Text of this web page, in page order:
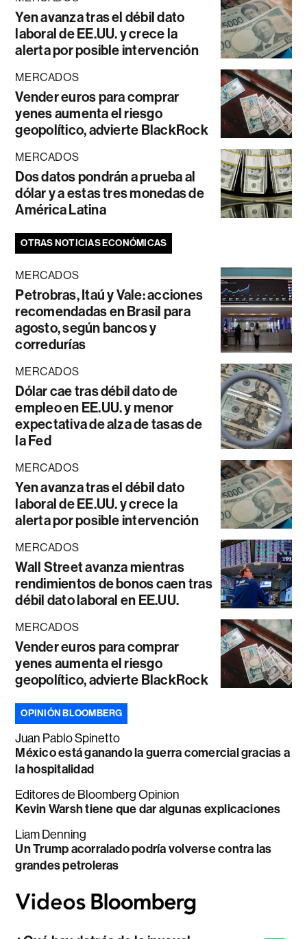
Yen avanza tras el débil dato
laboral de EE.UU. y crece la
alerta por posible intervención
MERCADOS
Vender euros para comprar
yenes aumenta el riesgo
geopolítico, advierte BlackRock
MERCADOS
Dos datos pondrán a prueba al
dólar y a estas tres monedas de
América Latina
OTRAS NOTICIAS ECONÓMICAS
MERCADOS
Petrobras, Itaú y Vale: acciones
recomendadas en Brasil para
agosto, según bancos y
corredurías
MERCADOS
Dólar cae tras débil dato de
empleo en EE.UU. y menor
expectativa de alza de tasas de
la Fed
MERCADOS
Yen avanza tras el débil dato
laboral de EE.UU. y crece la
alerta por posible intervención
MERCADOS
Wall Street avanza mientras
rendimientos de bonos caen tras
débil dato laboral en EE.UU.
MERCADOS
Vender euros para comprar
yenes aumenta el riesgo
geopolítico, advierte BlackRock
OPINIÓN BLOOMBERG
Juan Pablo Spinetto
México está ganando la guerra comercial gracias a
la hospitalidad
Editores de Bloomberg Opinion
Kevin Warsh tiene que dar algunas explicaciones
Liam Denning
Un Trump acorralado podría volverse contra las
grandes petroleras